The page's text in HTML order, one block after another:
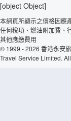
[object Object]
本網頁所顯示之價格因應
任何稅項、燃油附加費、
其他應繳費用
© 1999 - 2026 香港永安
Travel Service Limited.